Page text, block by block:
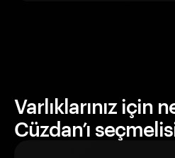
Varlıklarınız için
Cüzdan’ı